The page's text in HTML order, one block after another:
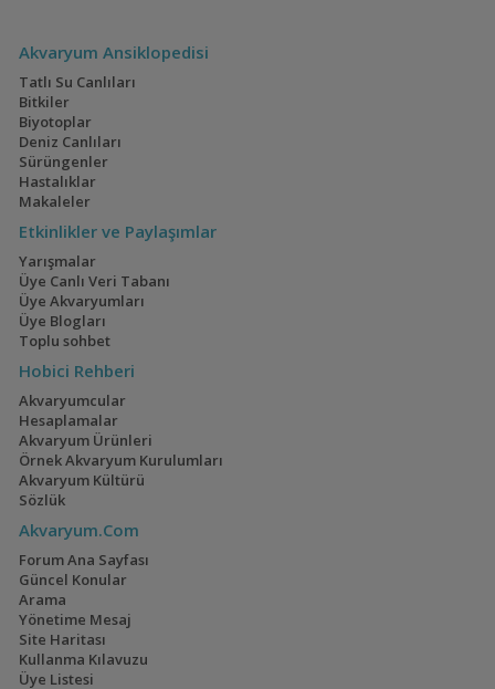
Akvaryum Ansiklopedisi
Tatlı Su Canlıları
Bitkiler
Biyotoplar
Deniz Canlıları
Sürüngenler
Hastalıklar
Makaleler
Etkinlikler ve Paylaşımlar
Yarışmalar
Üye Canlı Veri Tabanı
Üye Akvaryumları
Üye Blogları
Toplu sohbet
Hobici Rehberi
Akvaryumcular
Hesaplamalar
Akvaryum Ürünleri
Örnek Akvaryum Kurulumları
Akvaryum Kültürü
Sözlük
Akvaryum.Com
Forum Ana Sayfası
Güncel Konular
Arama
Yönetime Mesaj
Site Haritası
Kullanma Kılavuzu
Üye Listesi